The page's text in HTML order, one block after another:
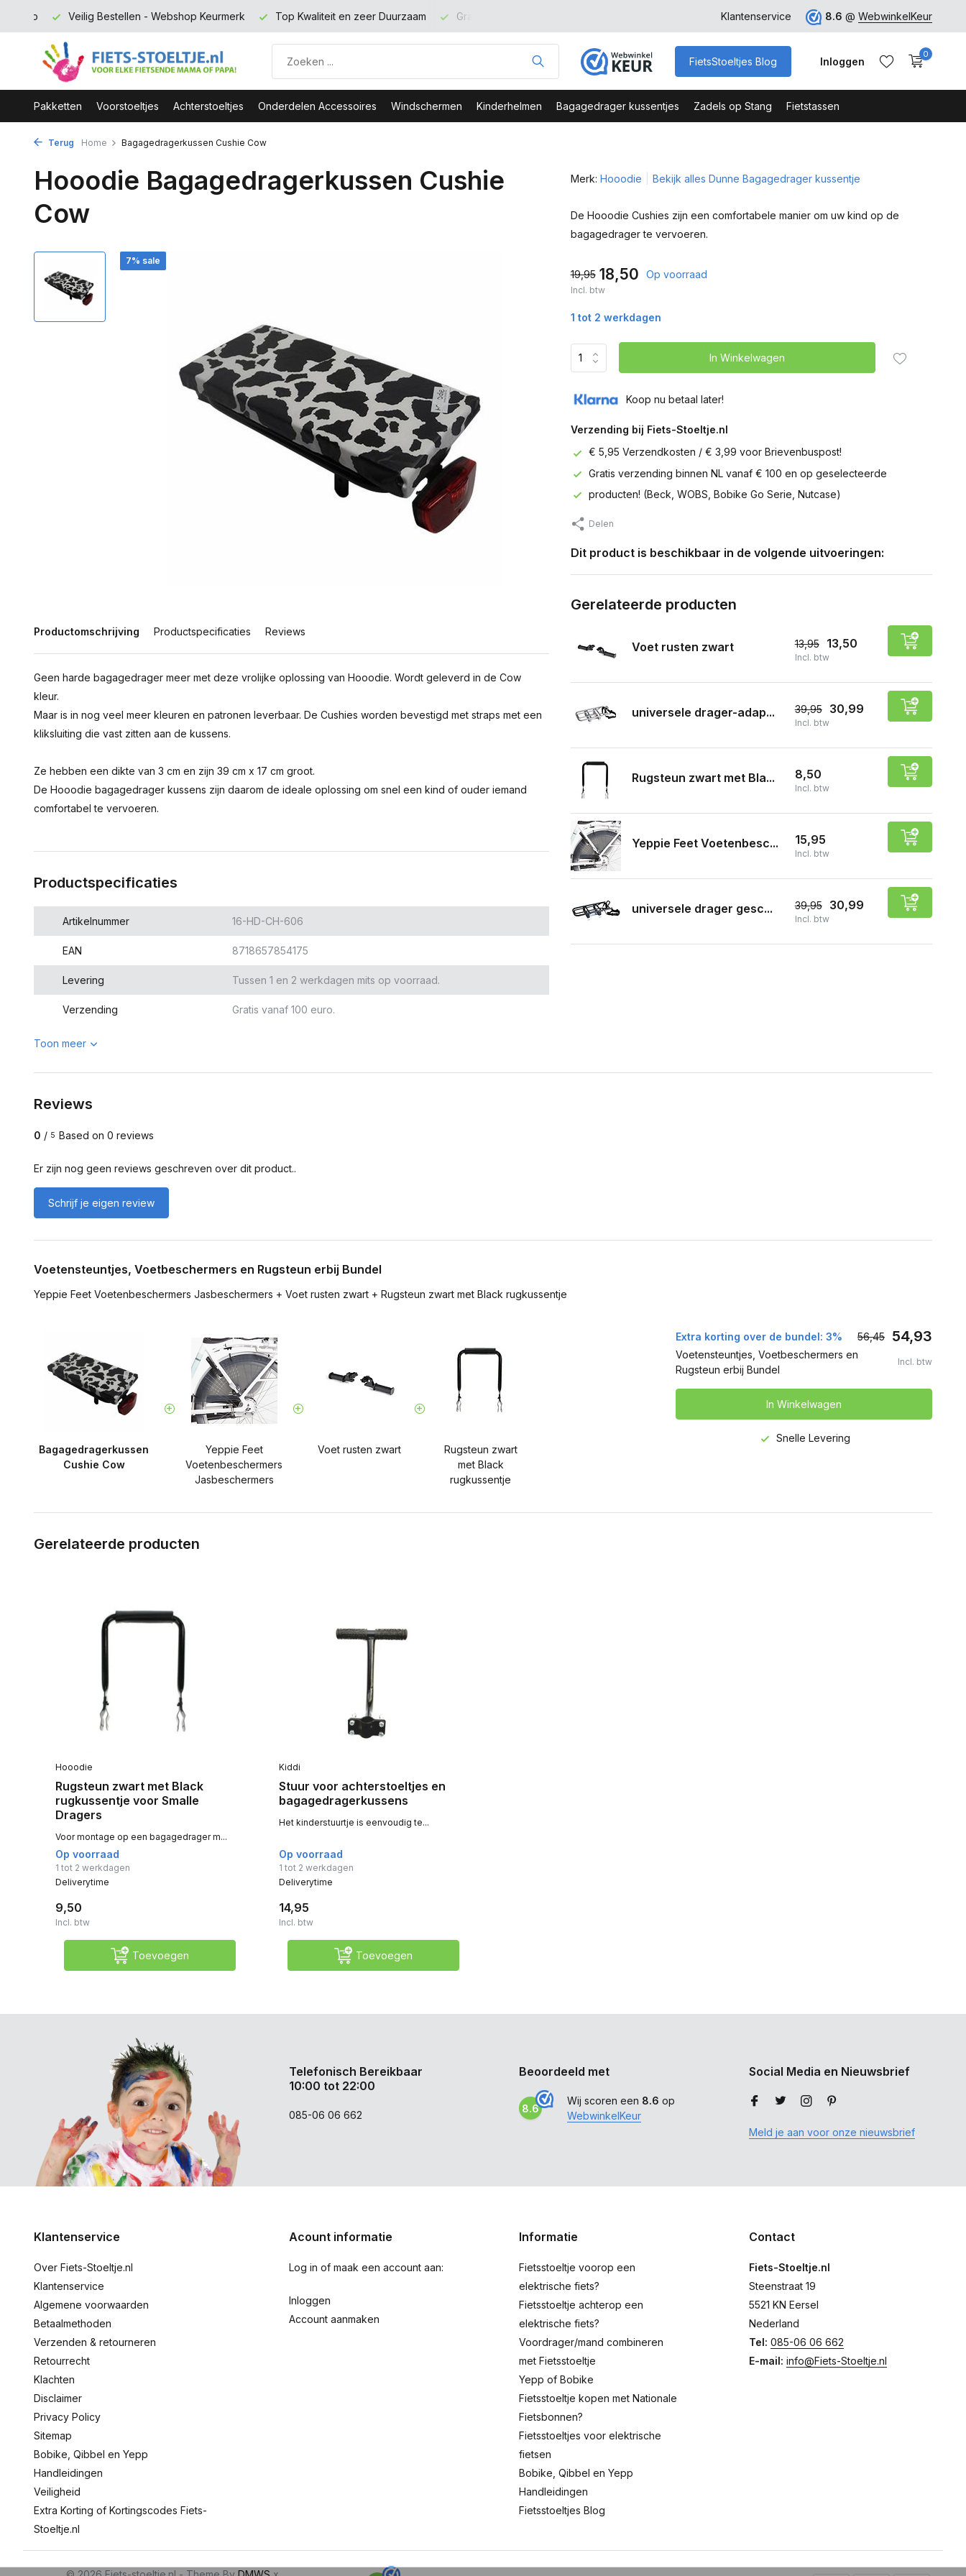
euro Veilig Bestellen - Webshop Keurmerk Top Kwaliteit en zeer Duurzaam Gratis verzending binnen NL vanaf 100 euro Klantenservice 8.6 @ WebwinkelKeur
FietsStoeltjes Blog Inloggen
Account aanmaken
0
Pakketten Voorstoeltjes Achterstoeltjes Onderdelen Accessoires Windschermen Kinderhelmen Bagagedrager kussentjes Zadels op Stang Fietstassen
Terug Home Bagagedragerkussen Cushie Cow
Hooodie Bagagedragerkussen Cushie
Cow
7% sale
Productomschrijving Productspecificaties Reviews
Geen harde bagagedrager meer met deze vrolijke oplossing van Hooodie. Wordt geleverd in de Cow
kleur.
Maar is in nog veel meer kleuren en patronen leverbaar. De Cushies worden bevestigd met straps met een
kliksluiting die vast zitten aan de kussens.
Ze hebben een dikte van 3 cm en zijn 39 cm x 17 cm groot.
De Hooodie bagagedrager kussens zijn daarom de ideale oplossing om snel een kind of ouder iemand
comfortabel te vervoeren.
Productspecificaties
Artikelnummer 16-HD-CH-606
EAN 8718657854175
Levering Tussen 1 en 2 werkdagen mits op voorraad.
Verzending Gratis vanaf 100 euro.
Toon meer
Merk: Hooodie Bekijk alles Dunne Bagagedrager kussentje
De Hooodie Cushies zijn een comfortabele manier om uw kind op de
bagagedrager te vervoeren.
19,95 18,50 Op voorraad
Incl. btw
1 tot 2 werkdagen
In Winkelwagen
Koop nu betaal later!
Verzending bij Fiets-Stoeltje.nl
€ 5,95 Verzendkosten / € 3,99 voor Brievenbuspost!
Gratis verzending binnen NL vanaf € 100 en op geselecteerde
producten! (Beck, WOBS, Bobike Go Serie, Nutcase)
Delen
Dit product is beschikbaar in de volgende uitvoeringen:
Gerelateerde producten
Voet rusten zwart 13,95 13,50
Incl. btw
universele drager-adap... 39,95 30,99
Incl. btw
Rugsteun zwart met Bla... 8,50
Incl. btw
Yeppie Feet Voetenbesc... 15,95
Incl. btw
universele drager gesc... 39,95 30,99
Incl. btw
Reviews
0 / 5 Based on 0 reviews
Er zijn nog geen reviews geschreven over dit product..
Schrijf je eigen review
Voetensteuntjes, Voetbeschermers en Rugsteun erbij Bundel
Yeppie Feet Voetenbeschermers Jasbeschermers + Voet rusten zwart + Rugsteun zwart met Black rugkussentje
Bagagedragerkussen
Cushie Cow
Yeppie Feet
Voetenbeschermers
Jasbeschermers
Voet rusten zwart
Rugsteun zwart
met Black
rugkussentje
Extra korting over de bundel: 3% 56,45 54,93
Voetensteuntjes, Voetbeschermers en
Rugsteun erbij Bundel
Incl. btw
In Winkelwagen
Snelle Levering
Gerelateerde producten
Hooodie
Rugsteun zwart met Black
rugkussentje voor Smalle
Dragers
Voor montage op een bagagedrager m...
Op voorraad
1 tot 2 werkdagen
Deliverytime
9,50
Incl. btw
Toevoegen
Kiddi
Stuur voor achterstoeltjes en
bagagedragerkussens
Het kinderstuurtje is eenvoudig te...
Op voorraad
1 tot 2 werkdagen
Deliverytime
14,95
Incl. btw
Toevoegen
Telefonisch Bereikbaar
10:00 tot 22:00
085-06 06 662
Beoordeeld met
8.6
Wij scoren een 8.6 op
WebwinkelKeur
Social Media en Nieuwsbrief
Meld je aan voor onze nieuwsbrief
Klantenservice
Over Fiets-Stoeltje.nl
Klantenservice
Algemene voorwaarden
Betaalmethoden
Verzenden & retourneren
Retourrecht
Klachten
Disclaimer
Privacy Policy
Sitemap
Bobike, Qibbel en Yepp
Handleidingen
Veiligheid
Extra Korting of Kortingscodes Fiets-
Stoeltje.nl
Acount informatie
Log in of maak een account aan:
Inloggen
Account aanmaken
Informatie
Fietsstoeltje voorop een
elektrische fiets?
Fietsstoeltje achterop een
elektrische fiets?
Voordrager/mand combineren
met Fietsstoeltje
Yepp of Bobike
Fietsstoeltje kopen met Nationale
Fietsbonnen?
Fietsstoeltjes voor elektrische
fietsen
Bobike, Qibbel en Yepp
Handleidingen
Fietsstoeltjes Blog
Contact
Fiets-Stoeltje.nl
Steenstraat 19
5521 KN Eersel
Nederland
Tel: 085-06 06 662
E-mail: info@Fiets-Stoeltje.nl